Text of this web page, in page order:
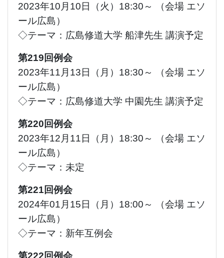
2023年10月10日（火）18:30～ （会場 エソ
ール広島）
◇テーマ：広島修道大学 船津先生 講演予定
第219回例会
2023年11月13日（月）18:30～ （会場 エソ
ール広島）
◇テーマ：広島修道大学 中園先生 講演予定
第220回例会
2023年12月11日（月）18:30～ （会場 エソ
ール広島）
◇テーマ：未定
第221回例会
2024年01月15日（月）18:00～ （会場 エソ
ール広島）
◇テーマ：新年互例会
第222回例会